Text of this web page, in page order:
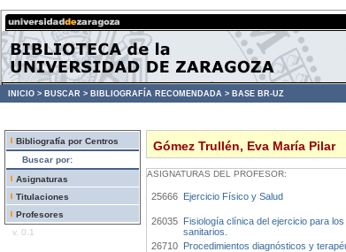
INICIO > BUSCAR > BIBLIOGRAFÍA RECOMENDADA > BASE BR-UZ
Bibliografía por Centros
Buscar por:
Asignaturas
Titulaciones
Profesores
v. 0.1
Gómez Trullén, Eva María Pilar
ASIGNATURAS DEL PROFESOR:
25666 Ejercicio Físico y Salud
26035 Fisiología clínica del ejercicio para
sanitarios.
26710 Procedimientos diagnósticos y